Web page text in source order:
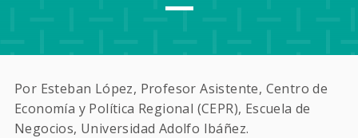
Por Esteban López, Profesor Asistente, Centro de
Economía y Política Regional (CEPR), Escuela de
Negocios, Universidad Adolfo Ibáñez.